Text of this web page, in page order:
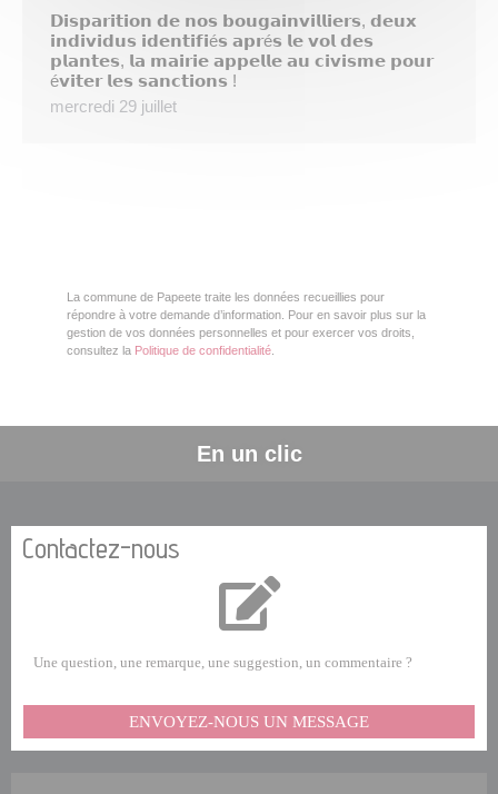
𝗗𝗶𝘀𝗽𝗮𝗿𝗶𝘁𝗶𝗼𝗻 𝗱𝗲 𝗻𝗼𝘀 𝗯𝗼𝘂𝗴𝗮𝗶𝗻𝘃𝗶𝗹𝗹𝗶𝗲𝗿𝘀, 𝗱𝗲𝘂𝘅
𝗶𝗻𝗱𝗶𝘃𝗶𝗱𝘂𝘀 𝗶𝗱𝗲𝗻𝘁𝗶𝗳𝗶é𝘀 𝗮𝗽𝗿é𝘀 𝗹𝗲 𝘃𝗼𝗹 𝗱𝗲𝘀
𝗽𝗹𝗮𝗻𝘁𝗲𝘀, 𝗹𝗮 𝗺𝗮𝗶𝗿𝗶𝗲 𝗮𝗽𝗽𝗲𝗹𝗹𝗲 𝗮𝘂 𝗰𝗶𝘃𝗶𝘀𝗺𝗲 𝗽𝗼𝘂𝗿
é𝘃𝗶𝘁𝗲𝗿 𝗹𝗲𝘀 𝘀𝗮𝗻𝗰𝘁𝗶𝗼𝗻𝘀 !
mercredi 29 juillet
La commune de Papeete traite les données recueillies pour
répondre à votre demande d’information. Pour en savoir plus sur la
gestion de vos données personnelles et pour exercer vos droits,
consultez la Politique de confidentialité
En un clic
Contactez-nous
Une question, une remarque, une suggestion, un commentaire ?
ENVOYEZ-NOUS UN MESSAGE